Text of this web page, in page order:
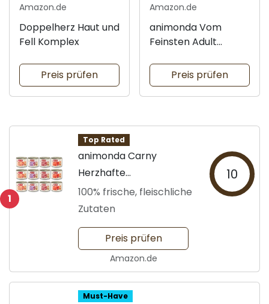
Amazon.de
Doppelherz Haut und
Fell Komplex
Preis prüfen
Amazon.de
animonda Vom
Feinsten Adult
Preis prüfen
1
Top Rated
animonda Carny
Herzhafte
Katzennahrung
100% frische, fleischliche
Zutaten
10
Preis prüfen
Amazon.de
Must-Have